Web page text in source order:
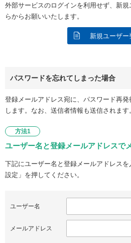
外部サービスのログインを利用せず、新
らからお願いいたします。
新規ユーザー
パスワードを忘れてしまった場合
登録メールアドレス宛に、パスワード再
します。なお、送信者情報も送信されます
方法1
ユーザー名と登録メールアドレスで
下記にユーザー名と登録メールアドレス
設定」を押してください。
ユーザー名
メールアドレス